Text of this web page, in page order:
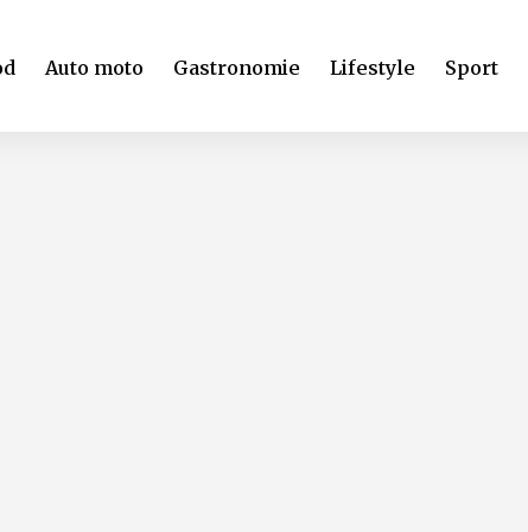
Auto moto Gastronomie Lifestyle Sport